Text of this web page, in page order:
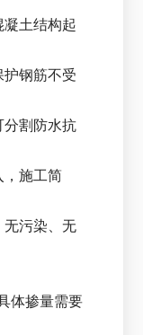
凝土结构起
护钢筋不受
分割防水抗
，施工简
无污染、无
体掺量需要